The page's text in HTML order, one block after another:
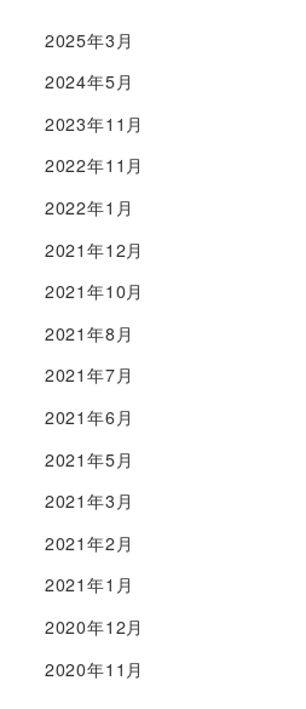
2025年3月
2024年5月
2023年11月
2022年11月
2022年1月
2021年12月
2021年10月
2021年8月
2021年7月
2021年6月
2021年5月
2021年3月
2021年2月
2021年1月
2020年12月
2020年11月